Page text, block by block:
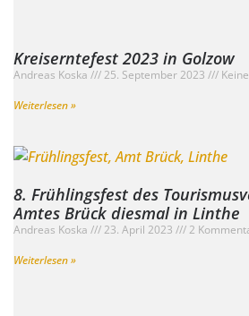
Kreiserntefest 2023 in Golzow
Andreas Koska 25. September 2023
Weiterlesen »
8. Frühlingsfest des
Amtes Brück diesmal in Linthe
Andreas Koska 23. April 2023
2
Weiterlesen »